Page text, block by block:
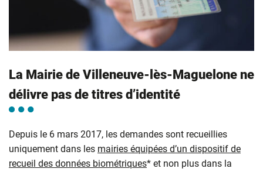
La Mairie de Villeneuve-lès-Maguelone ne
délivre pas de titres d’identité
Depuis le 6 mars 2017, les demandes sont recueillies
uniquement dans les mairies équipées d’un dispositif de
recueil des données biométriques* et non plus dans la